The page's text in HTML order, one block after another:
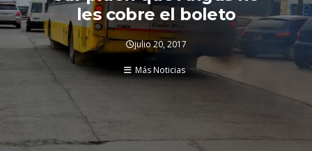
les cobre el boleto
julio 20, 2017
Más Noticias